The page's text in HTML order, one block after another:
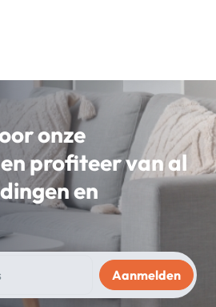
onze
profiteer van al
en